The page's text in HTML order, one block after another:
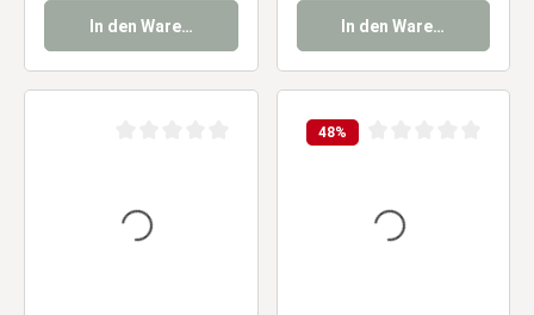
In den Warenkorb In den Warenkorb
48%